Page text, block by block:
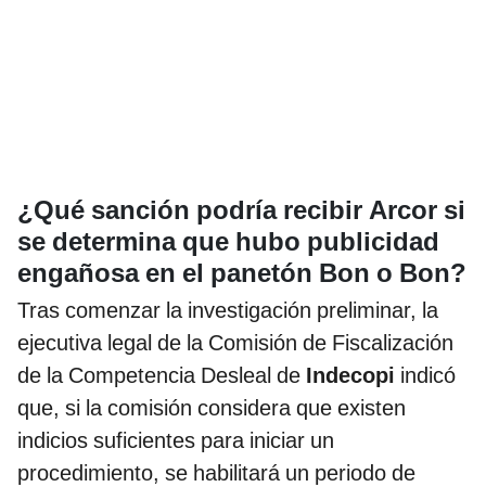
¿Qué sanción podría recibir Arcor si
se determina que hubo publicidad
engañosa en el panetón Bon o Bon?
Tras comenzar la investigación preliminar, la
ejecutiva legal de la Comisión de Fiscalización
de la Competencia Desleal de Indecopi indicó
que, si la comisión considera que existen
indicios suficientes para iniciar un
procedimiento, se habilitará un periodo de